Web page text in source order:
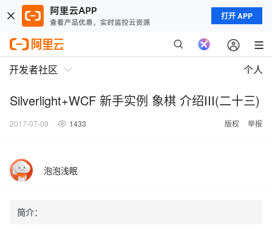
打开 APP
开发者社区 个人
Silverlight+WCF 新手实例 象棋 介绍III(二十三)
2017-07-09 1433 版权 举报
泡泡浅眠
简介：